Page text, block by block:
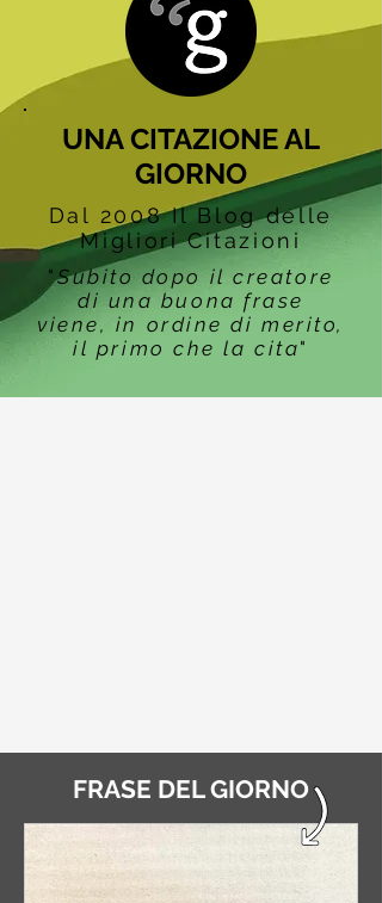
UNA CITAZIONE AL
GIORNO
Dal 2008 Il Blog delle
Migliori Citazioni
"Subito dopo il creatore
di una buona frase
viene, in ordine di merito,
il primo che la cita"
FRASE DEL GIORNO